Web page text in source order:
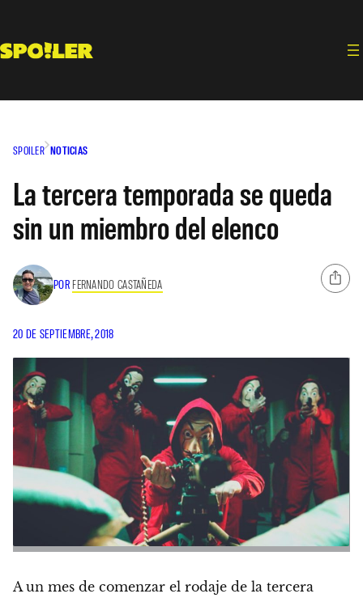
contenido
SPOILER NOTICIAS
La tercera temporada se queda
sin un miembro del elenco
POR FERNANDO CASTAÑEDA
20 DE SEPTIEMBRE, 2018
A un mes de comenzar el rodaje de la tercera